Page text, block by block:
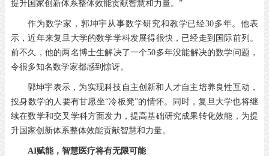
提升国家创新体系整体效能贡献智慧和力量。”
作为数学家，郭坤宇从事数学研究和教学已经30多年。他表
示，近年来复旦大学的数学学科发展得很快，已经走到国际前列。
前不久，他的两名博士生解决了一个50多年没能解决的数学问题，
令很多知名数学家都感到惊讶。
郭坤宇表示，为实现科技自主创新和人才自主培养良性互动，
投身数学的人要有甘愿坐“冷板凳”的情怀。同时，复旦大学也将继
续在数学和交叉学科方面发力，提高基础研究成果转化效能，为提
升国家创新体系整体效能贡献智慧和力量。
AI赋能，智慧医疗将有无限可能